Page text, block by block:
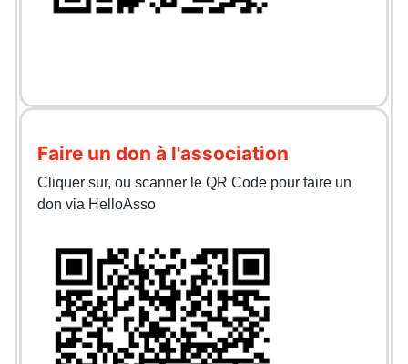
Faire un don à l'association
Cliquer sur, ou scanner le QR Code pour faire un
don via HelloAsso